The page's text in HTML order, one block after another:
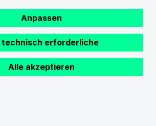
Anpassen
technisch erforderliche
Alle akzeptieren